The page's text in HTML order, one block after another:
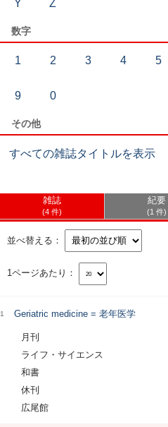
Y Z
数字
1 2 3 4 5
9 0
その他
すべての雑誌タイトルを表示
雑誌
4 件
紀要
1 件
並べ替える
1ページあたり
1 Geriatric medicine = 老年医学
月刊
ライフ・サイエンス
和書
休刊
広尾館